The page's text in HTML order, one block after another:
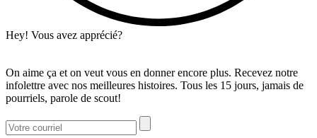
Hey! Vous avez apprécié?
On aime ça et on veut vous en donner encore plus. Recevez notre
infolettre avec nos meilleures histoires. Tous les 15 jours, jamais de
pourriels, parole de scout!